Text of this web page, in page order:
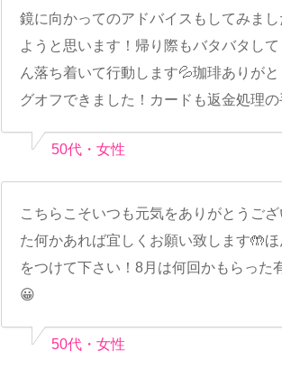
鏡に向かってのアドバイスもしてみま
ようと思います！帰り際もバタバタし
ん落ち着いて行動します💦珈琲ありが
グオフできました！カードも返金処理
50代・女性
こちらこそいつも元気をありがとうご
た何かあれば宜しくお願い致します🤲
をつけて下さい！8月は何回かもらっ
😀
50代・女性